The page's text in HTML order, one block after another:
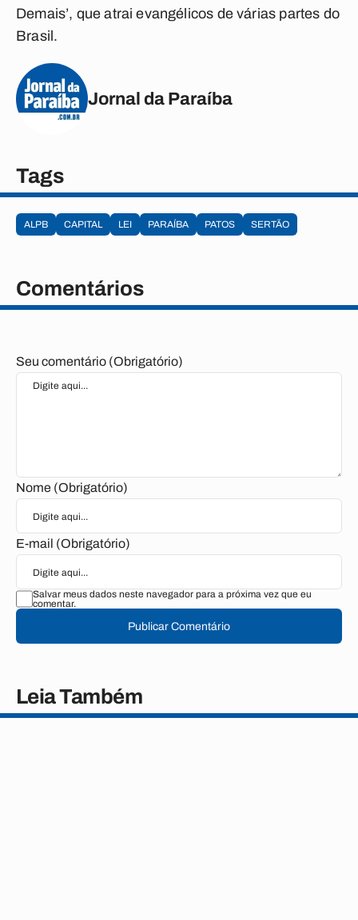
Demais’, que atrai evangélicos de várias partes do
Brasil.
Jornal da Paraíba
Tags
ALPB CAPITAL LEI PARAÍBA PATOS SERTÃO
Comentários
Seu comentário (Obrigatório)
Nome (Obrigatório)
E-mail (Obrigatório)
Salvar meus dados neste navegador para a próxima vez que eu
comentar.
Publicar Comentário
Leia Também